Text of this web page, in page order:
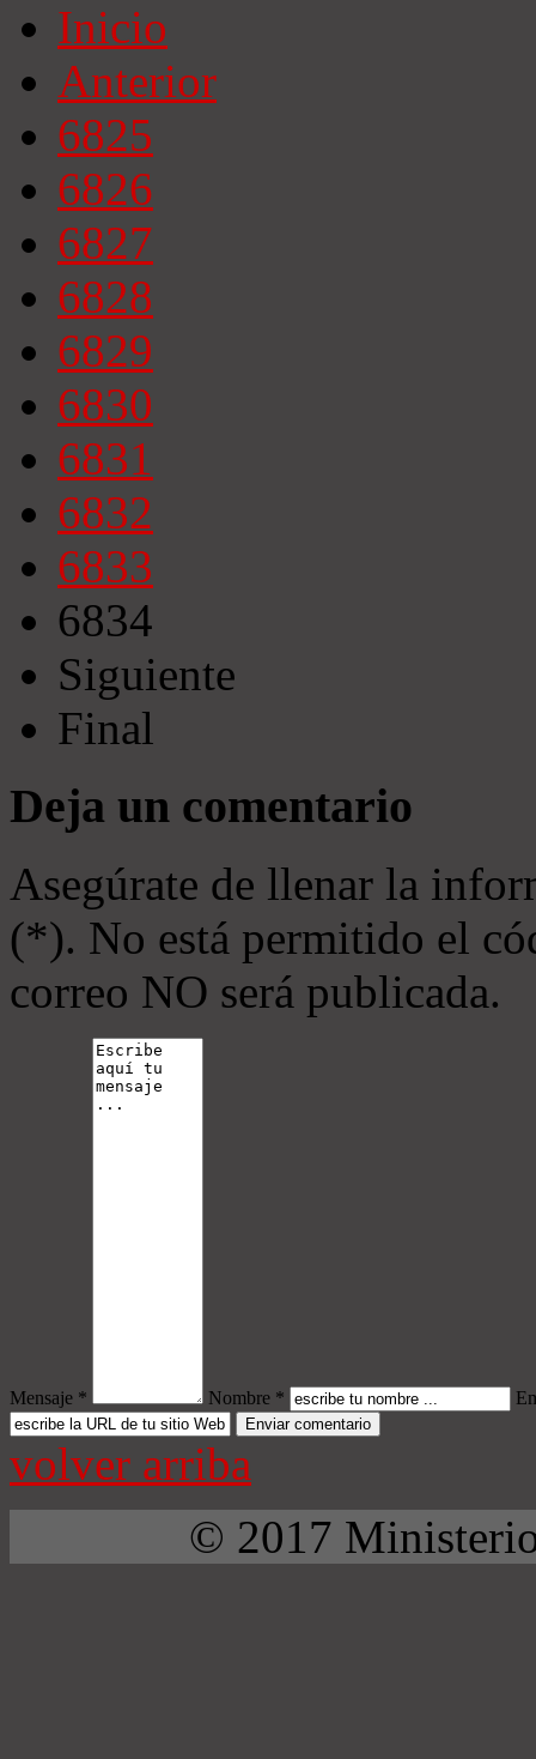
Inicio
Anterior
6825
6826
6827
6828
6829
6830
6831
6832
6833
6834
Siguiente
Final
Deja un comentario
Asegúrate de llenar la
(*). No está permitido el
correo NO será publicada.
Mensaje * Nombre *
volver arriba
© 2017